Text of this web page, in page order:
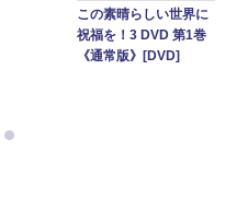
この素晴らしい世界に
祝福を！3 DVD 第1巻
《通常版》[DVD]